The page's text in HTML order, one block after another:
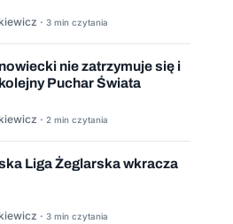
· 3 min czytania
nie zatrzymuje się i
Puchar Świata
· 2 min czytania
Liga Żeglarska wkracza
· 3 min czytania